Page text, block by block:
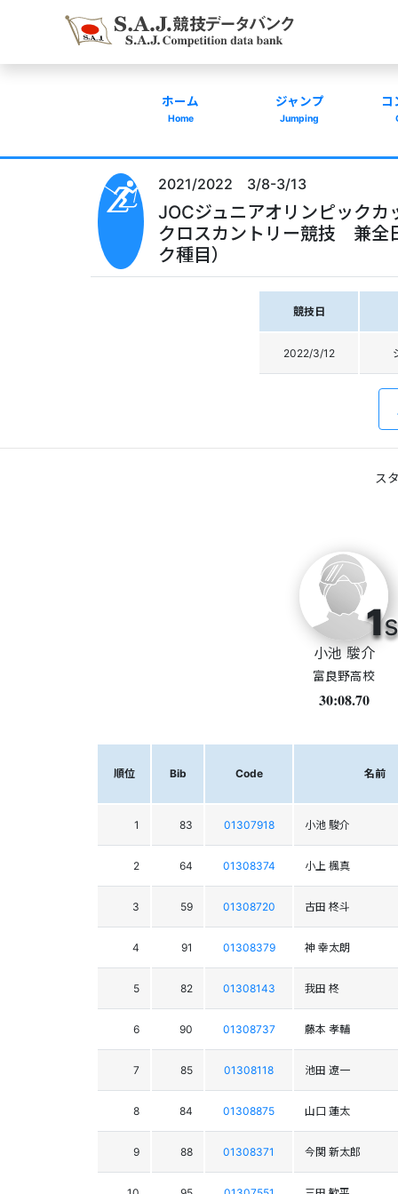
ホーム
Home
ジャンプ
Jumping
コ
2021/2022 3/8-3/13
JOCジュニアオリンピック
クロスカントリー競技 兼全
ク種目）
競技日
2022/3/12
ス
1
小池 駿介
富良野高校
30:08.70
順位 Bib Code 名前
1 83 01307918 小池 駿介
2 64 01308374 小上 楓真
3 59 01308720 古田 柊斗
4 91 01308379 神 幸太朗
5 82 01308143 我田 柊
6 90 01308737 藤本 孝輔
7 85 01308118 池田 遼一
8 84 01308875 山口 蓮太
9 88 01308371 今関 新太郎